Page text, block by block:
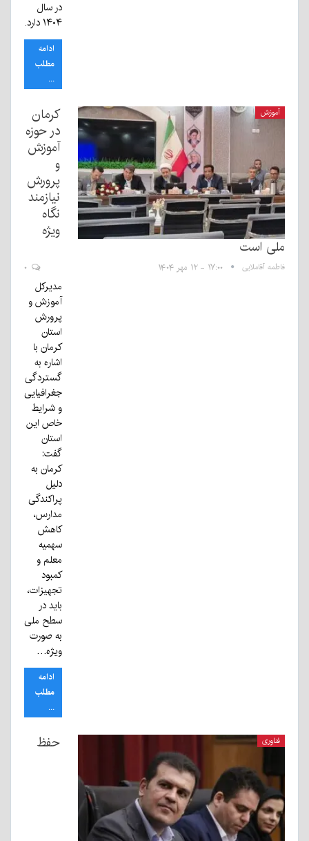
در سال
۱۴۰۴ دارد.
ادامه
مطلب
...
آموزش
کرمان
در حوزه
آموزش
و
پرورش
نیازمند
نگاه
ویژه
ملی است
فاطمه آقاملایی ۱۷:۰۰ - ۱۲ مهر ۱۴۰۴
مدیرکل
آموزش و
پرورش
استان
کرمان با
اشاره به
گستردگی
جغرافیایی
و شرایط
خاص این
استان
گفت:
کرمان به
دلیل
پراکندگی
مدارس،
کاهش
سهمیه
معلم و
کمبود
تجهیزات،
باید در
سطح ملی
به صورت
ویژه…
ادامه
مطلب
...
فناوری حفظ